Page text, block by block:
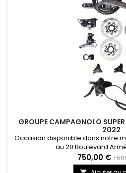
GROUPE CAMPAGNOLO
2022
Occasion disponible dans notre
au 20 Boulevard
750,00 € 1